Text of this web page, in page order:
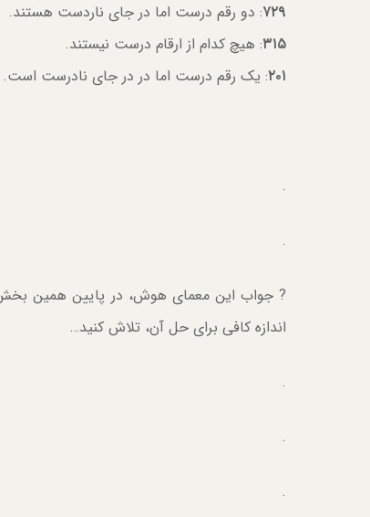
۷۲۹: دو رقم درست اما در جای ناردست هستند.
۳۱۵: هیچ کدام از ارقام درست نیستند.
۲۰۱: یک رقم درست اما در در جای نادرست است.
.
.
? جواب این معمای هوش، در پایین همین
اندازه کافی برای حل آن، تلاش کنید…
.
.
.